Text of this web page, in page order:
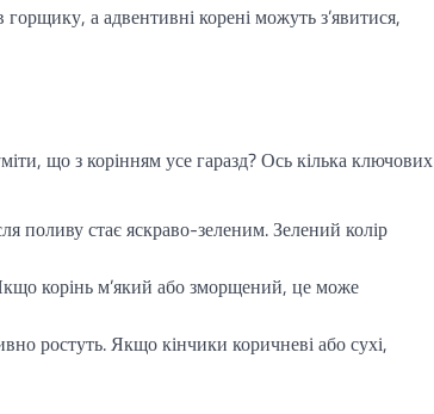
а адвентивні корені можуть з’явитися,
що з корінням усе гаразд? Ось кілька ключових
поливу стає яскраво-зеленим. Зелений колір
корінь м’який або зморщений, це може
ростуть. Якщо кінчики коричневі або сухі,